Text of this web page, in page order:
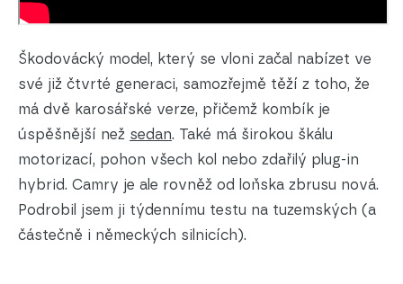
Škodovácký model, který se vloni začal nabízet ve
své již čtvrté generaci, samozřejmě těží z toho, že
má dvě karosářské verze, přičemž kombík je
úspěšnější než sedan. Také má širokou škálu
motorizací, pohon všech kol nebo zdařilý plug-in
hybrid. Camry je ale rovněž od loňska zbrusu nová.
Podrobil jsem ji týdennímu testu na tuzemských (a
částečně i německých silnicích).